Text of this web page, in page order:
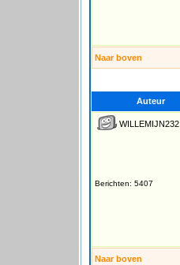
Naar boven
Auteur
WILLEMIJN232
Berichten: 5407
Naar boven